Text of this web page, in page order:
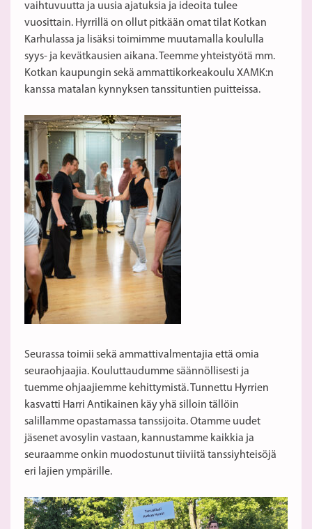
vaihtuvuutta ja uusia ajatuksia ja ideoita tulee
vuosittain. Hyrrillä on ollut pitkään omat tilat Kotkan
Karhulassa ja lisäksi toimimme muutamalla koululla
syys- ja kevätkausien aikana. Teemme yhteistyötä mm.
Kotkan kaupungin sekä ammattikorkeakoulu XAMK:n
kanssa matalan kynnyksen tanssituntien puitteissa.
Seurassa toimii sekä ammattivalmentajia että omia
seuraohjaajia. Kouluttaudumme säännöllisesti ja
tuemme ohjaajiemme kehittymistä. Tunnettu Hyrrien
kasvatti Harri Antikainen käy yhä silloin tällöin
salillamme opastamassa tanssijoita. Otamme uudet
jäsenet avosylin vastaan, kannustamme kaikkia ja
seuraamme onkin muodostunut tiiviitä tanssiyhteisöjä
eri lajien ympärille.